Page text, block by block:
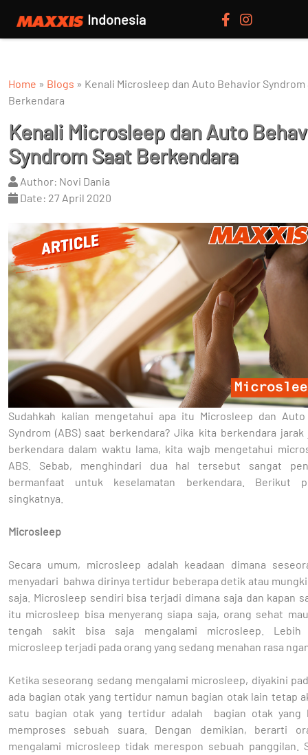
Indonesia
Home » Blogs » Kenali Microsleep dan Auto Behavior Syndrom
Berkendara
Kenali Microsleep dan Auto
Syndrom Saat Berkendara
Author: Novi Dania
Date: 27 April 2020
Sudahkah kalian mengetahui apa itu Microsleep dan
Syndrom (ABS) saat berkendara? Jika kita berkendara
berkendara dalam waktu lama, kita wajb mengetahui
ABS. Sebab, menghindari dua hal tersebut sangat
bermanfaat untuk keselamatan berkendara. Berikut
singkatnya.
Microsleep
Secara umum, microsleep adalah keadaan dimana
menyadari bahwa dirinya tertidur beberapa detik atau
saja. Microsleep sendiri bisa terjadi dimana saja dan kapan
itu microsleep bisa menyerang siapa saja, orang sehat
tengah sakit bisa saja mengalami microsleep. Lebih
microsleep terjadi pada orang yang sedang menahan rasa
Ketika seseorang sedang mengalami microsleep, diyakini
ada bagian otak yang tertidur namun bagian otak lain tetap
satu bagian otak yang tertidur adalah bagian otak yang
memproses sebuah suara. Dengan demikian, berarti
mengalami microsleep tidak merespon sebuah panggilan.